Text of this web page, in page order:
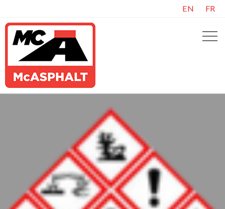
EN FR